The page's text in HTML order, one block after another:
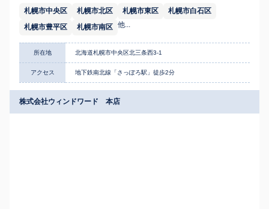
札幌市中央区 札幌市北区 札幌市東区
札幌市白石区
札幌市豊平区
札幌市南区 他...
所在地 北海道札幌市中央区北三条西3-1
アクセス 地下鉄南北線「さっぽろ駅」徒歩2分
株式会社ウィンドワード 本店